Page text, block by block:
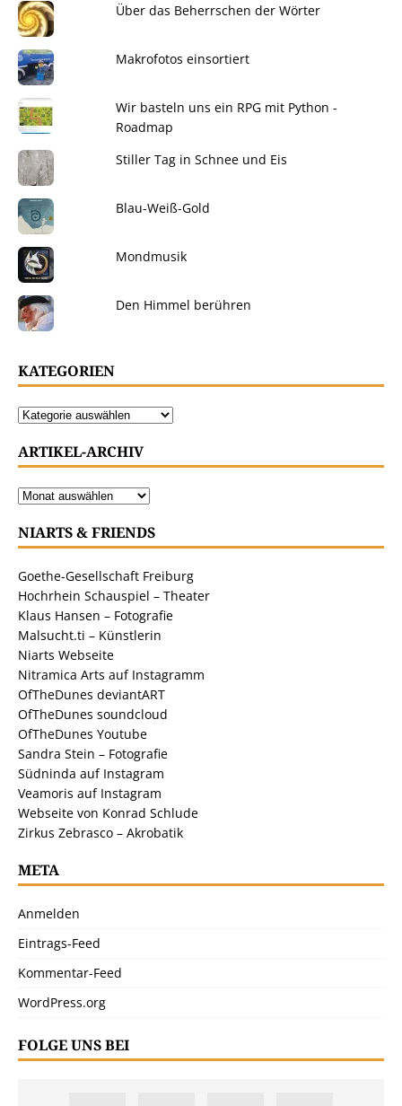
Über das Beherrschen der Wörter
Makrofotos einsortiert
Wir basteln uns ein RPG mit Python -
Roadmap
Stiller Tag in Schnee und Eis
Blau-Weiß-Gold
Mondmusik
Den Himmel berühren
KATEGORIEN
ARTIKEL-ARCHIV
NIARTS & FRIENDS
Goethe-Gesellschaft Freiburg
Hochrhein Schauspiel – Theater
Klaus Hansen – Fotografie
Malsucht.ti – Künstlerin
Niarts Webseite
Nitramica Arts auf Instagramm
OfTheDunes deviantART
OfTheDunes soundcloud
OfTheDunes Youtube
Sandra Stein – Fotografie
Südninda auf Instagram
Veamoris auf Instagram
Webseite von Konrad Schlude
Zirkus Zebrasco – Akrobatik
META
Anmelden
Eintrags-Feed
Kommentar-Feed
WordPress.org
FOLGE UNS BEI